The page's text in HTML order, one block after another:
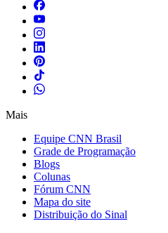
Mais
Equipe CNN Brasil
Grade de Programação
Blogs
Colunas
Fórum CNN
Mapa do site
Distribuição do Sinal